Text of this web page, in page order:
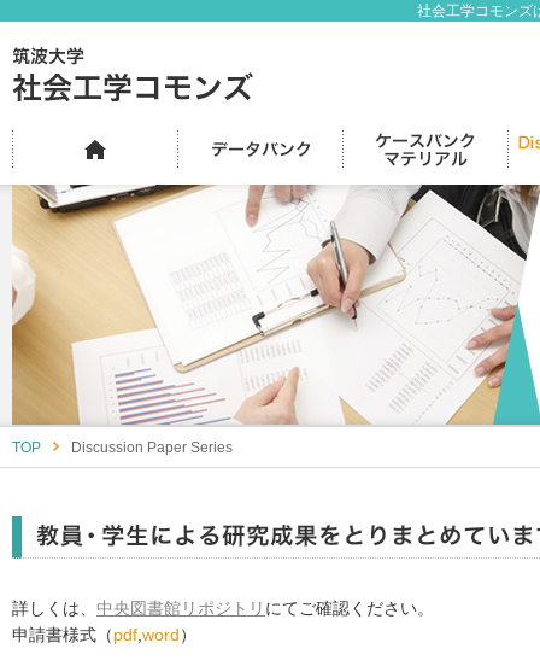
社会工学コモンズ
TOP Discussion Paper Series
詳しくは、 中央図書館リポジトリ にてご確認ください。
申請書様式（pdf word）